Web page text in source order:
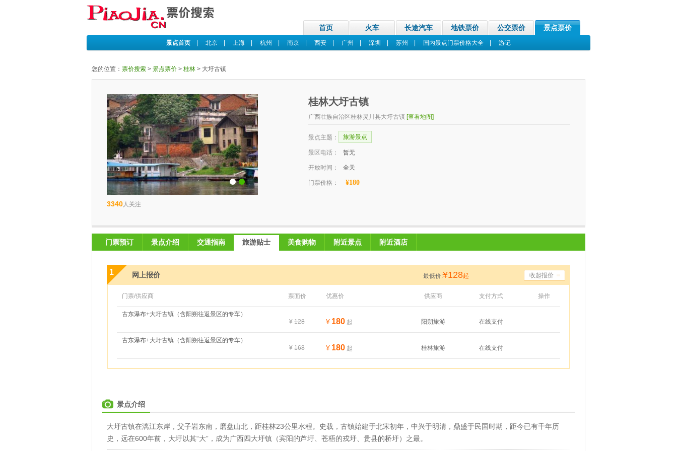
首页 火车 长途汽车 地铁票价 公交票价 景点票价
景点首页 北京 上海 杭州 南京 西安 广州 深圳 苏州 国内景点门票价格大全 游记
您的位置： 票价搜索 > 景点票价 > 桂林 > 大圩古镇
3340人关注
桂林大圩古镇
广西壮族自治区桂林灵川县大圩古镇 [查看地图]
景点主题： 旅游景点
景区电话： 暂无
开放时间： 全天
门票价格： ¥180
门票预订 景点介绍 交通指南 旅游贴士 美食购物 附近景点 附近酒店
1 网上报价 收起报价
最低价:¥128起
门票/供应商 票面价 优惠价 供应商 支付方式 操作
古东瀑布+大圩古镇（含阳朔往返景区的专车）
¥ 128 ¥ 180 起 阳朔旅游 在线支付
古东瀑布+大圩古镇（含阳朔往返景区的专车）
¥ 168 ¥ 180 起 桂林旅游 在线支付
景点介绍
大圩古镇在漓江东岸，父子岩东南，磨盘山北，距桂林23公里水程。史载，古镇始建于北宋初年，中兴于明清，鼎盛于民国时期，距今已有千年历
史，远在600年前，大圩以其“大”，成为广西四大圩镇（宾阳的芦圩、苍梧的戎圩、贵县的桥圩）之最。